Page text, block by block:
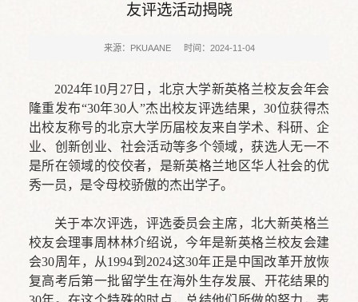
友评选活动揭晓
来源：PKUAANE 时间：2024-11-04
2024年10月27日，北京大学新英格兰校友会年会
隆重发布“30年30人”杰出校友评选结果，30位获得杰
出校友称号的北京大学历届校友来自学术、科研、企
业、创新创业、社会活动等多个领域，获选人无一不
是所在领域的佼佼者，是新英格兰地区华人社会的优
秀一员，是令母校骄傲的杰出学子。
关于本次评选，评选委员会主席，北大新英格兰
校友会理事周林林介绍说，今年是新英格兰校友会建
会30周年，从1994到2024这30年正是中国改革开放恢
复高考后第一批留学生在海外生存发展、开花结果的